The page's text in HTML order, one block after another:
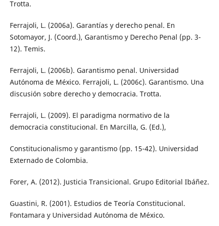
Trotta.
Ferrajoli, L. (2006a). Garantías y derecho penal. En
Sotomayor, J. (Coord.), Garantismo y Derecho Penal (pp. 3-
12). Temis.
Ferrajoli, L. (2006b). Garantismo penal. Universidad
Autónoma de México. Ferrajoli, L. (2006c). Garantismo. Una
discusión sobre derecho y democracia. Trotta.
Ferrajoli, L. (2009). El paradigma normativo de la
democracia constitucional. En Marcilla, G. (Ed.),
Constitucionalismo y garantismo (pp. 15-42). Universidad
Externado de Colombia.
Forer, A. (2012). Justicia Transicional. Grupo Editorial Ibáñez.
Guastini, R. (2001). Estudios de Teoría Constitucional.
Fontamara y Universidad Autónoma de México.